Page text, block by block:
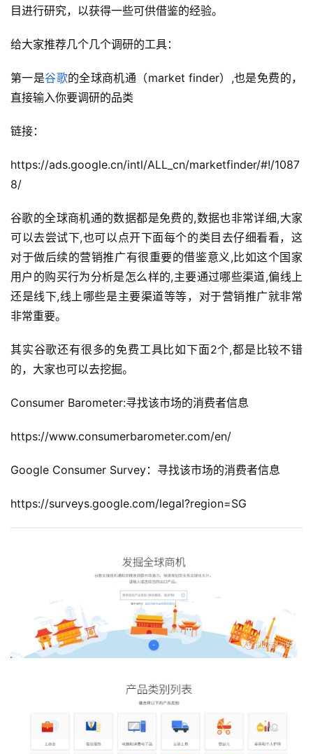
目进行研究，以获得一些可供借鉴的经验。
给大家推荐几个几个调研的工具：
第一是谷歌的全球商机通（market finder）,也是免费的，
直接输入你要调研的品类
链接：
https://ads.google.cn/intl/ALL_cn/marketfinder/#!/1087
8/
谷歌的全球商机通的数据都是免费的,数据也非常详细,大家
可以去尝试下,也可以点开下面每个的类目去仔细看看，这
对于做后续的营销推广有很重要的借鉴意义,比如这个国家
用户的购买行为分析是怎么样的,主要通过哪些渠道,偏线上
还是线下,线上哪些是主要渠道等等，对于营销推广就非常
非常重要。
其实谷歌还有很多的免费工具比如下面2个,都是比较不错
的，大家也可以去挖掘。
Consumer Barometer:寻找该市场的消费者信息
https://www.consumerbarometer.com/en/
Google Consumer Survey：寻找该市场的消费者信息
https://surveys.google.com/legal?region=SG